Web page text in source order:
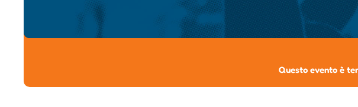
Questo evento è